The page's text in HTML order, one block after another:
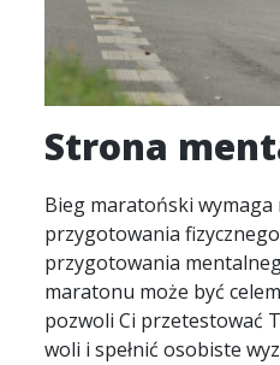
Strona
Bieg maratoński wymaga
przygotowania
przygotowania
maratonu może być
pozwoli Ci przetestować
woli i spełnić osobiste